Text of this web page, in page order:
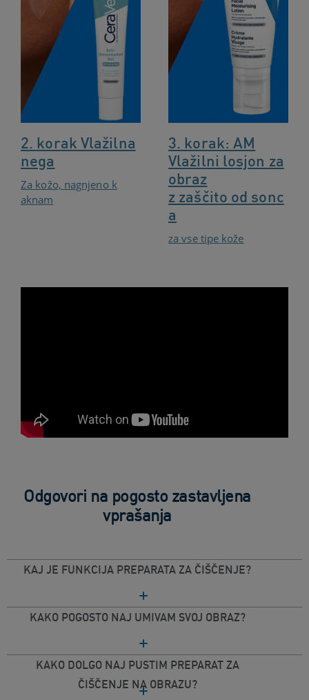
2. korak Vlažilna
nega
Za kožo, nagnjeno k
aknam
3. korak: AM
Vlažilni losjon za
obraz
z zaščito od sonc
a
za vse tipe kože
Odgovori na pogosto zastavljena
vprašanja
KAJ JE FUNKCIJA PREPARATA ZA ČIŠČENJE?
KAKO POGOSTO NAJ UMIVAM SVOJ OBRAZ?
KAKO DOLGO NAJ PUSTIM PREPARAT ZA
ČIŠČENJE NA OBRAZU?